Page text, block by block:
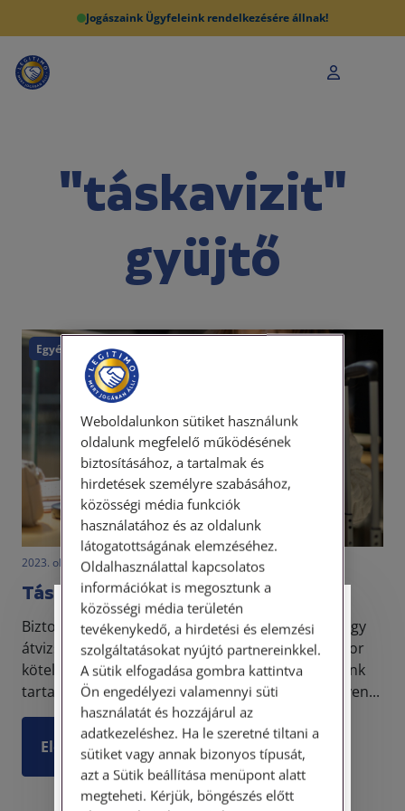
Jogászaink Ügyfeleink rendelkezésére állnak!
"táskavizit"
gyüjtő
Egyéb
2023. október 26. • LegitiMoadmin
Táskavizit a munkáltatónál
Biztosan sokan kerültek már olyan helyzetbe, hogy
átvizsgálták a csomagjaikat. Nem kellemes, amikor
kötelesek vagyunk bemutatni a személyes holmink
tartalmát. Legyen az repülőtéren, szórakozóhelyen...
Elolvasom
Személyes ügyfélfogadás
Tisztelt Ügyfeleink!
Személyes ügyfélszolgálatunk telefonon
történő előzetes időpontegyeztetés után,
szerdai napokon érhető el.
Címünk: 1087 Budapest, Hungária körút
30/A. 8. emelet. Pontos megközelítési
útmutatónk a Kapcsolat – Elérhetőségeink
Weboldalunkon sütiket használunk
oldalunk megfelelő működésének
biztosításához, a tartalmak és
hirdetések személyre szabásához,
közösségi média funkciók
használatához és az oldalunk
látogatottságának elemzéséhez.
Oldalhasználattal kapcsolatos
információkat is megosztunk a
közösségi média területén
tevékenykedő, a hirdetési és elemzési
szolgáltatásokat nyújtó partnereinkkel.
A sütik elfogadása gombra kattintva
Ön engedélyezi valamennyi süti
használatát és hozzájárul az
adatkezeléshez. Ha le szeretné tiltani a
sütiket vagy annak bizonyos típusát,
azt a Sütik beállítása menüpont alatt
megteheti. Kérjük, böngészés előtt